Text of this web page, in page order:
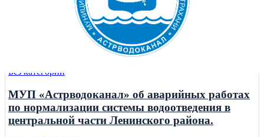
Без категории
МУП «Астрводоканал» об аварийных работах
по нормализации системы водоотведения в
центральной части Ленинского района.